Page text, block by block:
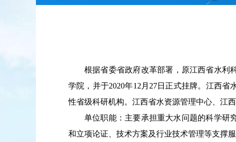
根据省委省政府改革部署，原江西省水利
学院，并于2020年12 月 27日正式挂牌。江西省
性省级科研机构。江西省水资源管理中心、江
单位职能：主要承担重大水问题的科学研
和立项论证、技术方案及行业技术管理等支撑